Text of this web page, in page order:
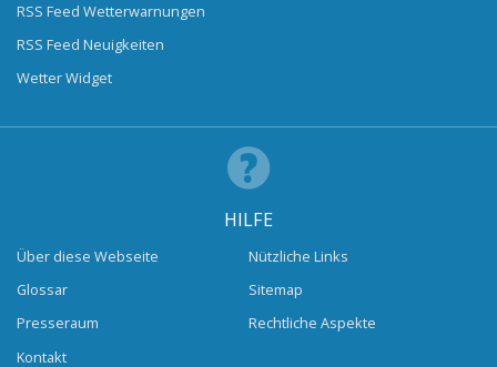
RSS Feed Wetterwarnungen
RSS Feed Neuigkeiten
Wetter Widget
HILFE
Über diese Webseite
Glossar
Presseraum
Kontakt
Nützliche Links
Sitemap
Rechtliche Aspekte